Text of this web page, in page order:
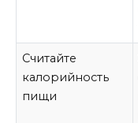
Считайте
калорийность
пищи